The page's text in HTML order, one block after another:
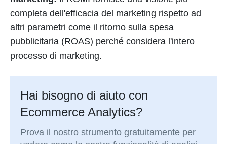
completa dell'efficacia del marketing rispetto ad
altri parametri come il ritorno sulla spesa
pubblicitaria (ROAS) perché considera l'intero
processo di marketing.
Hai bisogno di aiuto con
Ecommerce Analytics?
Prova il nostro strumento gratuitamente per